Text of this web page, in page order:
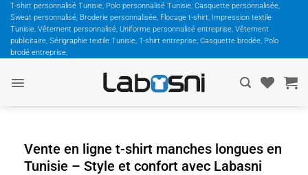
Passer
contenu
T-shirt personnalisé Tunisie, Polo personnalisé Tunisie, Casquette personnalisée,
Sweat personnalisé, Broderie personnalisée, Flocage t-shirt, Impression textile
Tunisie, Vêtement personnalisé, Uniforme personnalisé entreprise, Vêtement
publicitaire, Sérigraphie textile Tunisie, T-shirt entreprise, Casquette brodée, Polo
brodé entreprise,
Vente en ligne t-shirt manches longues en
Tunisie – Style et confort avec Labasni